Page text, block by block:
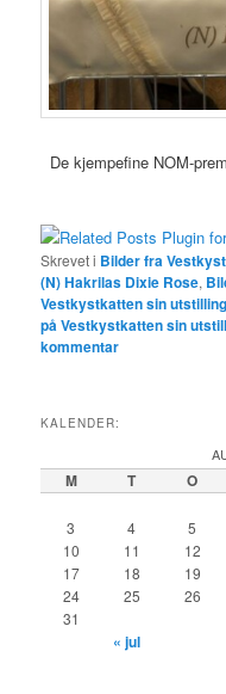
De kjempefine NOM-
Skrevet i Bilder fra
(N) Hakrilas Dixie Rose,
Vestkystkatten sin
på Vestkystkatten sin
kommentar
KALENDER:
M T O
3
4 5
10
11 12
17
18 19
24
25 26
31
« jul